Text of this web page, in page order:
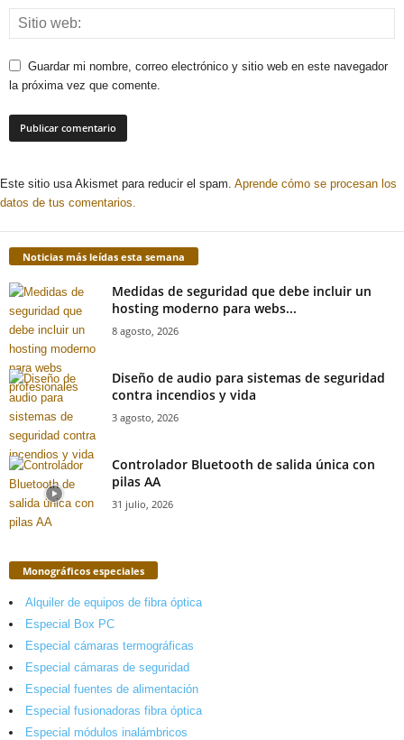
Guardar mi nombre, correo electrónico y sitio web en este navegador
la próxima vez que comente.
Este sitio usa Akismet para reducir el spam. Aprende cómo se procesan los
datos de tus comentarios.
Noticias más leídas esta semana
Medidas de seguridad que debe incluir un
hosting moderno para webs...
8 agosto, 2026
Diseño de audio para sistemas de seguridad
contra incendios y vida
3 agosto, 2026
Controlador Bluetooth de salida única con
pilas AA
31 julio, 2026
Monográficos especiales
Alquiler de equipos de fibra óptica
Especial Box PC
Especial cámaras termográficas
Especial cámaras de seguridad
Especial fuentes de alimentación
Especial fusionadoras fibra óptica
Especial módulos inalámbricos